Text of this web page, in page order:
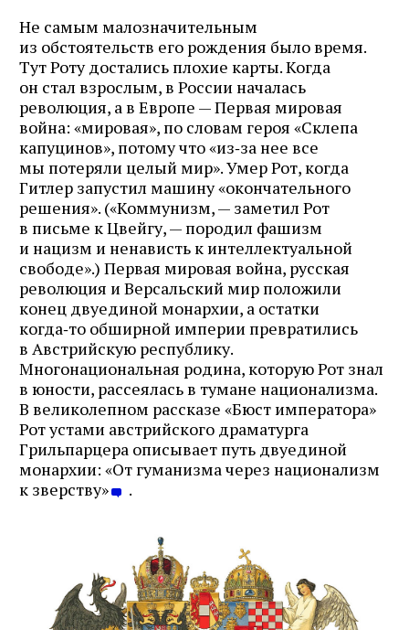
Не самым малозначительным
из обстоятельств его рождения было время.
Тут Роту достались плохие карты. Когда
он стал взрослым, в России началась
революция, а в Европе — Первая мировая
война: «мировая», по словам героя «Склепа
капуцинов», потому что «из‑за нее все
мы потеряли целый мир». Умер Рот, когда
Гитлер запустил машину «окончательного
решения». («Коммунизм, — заметил Рот
в письме к Цвейгу, — породил фашизм
и нацизм и ненависть к интеллектуальной
свободе».) Первая мировая война, русская
революция и Версальский мир положили
конец двуединой монархии, а остатки
когда‑то обширной империи превратились
в Австрийскую республику.
Многонациональная родина, которую Рот знал
в юности, рассеялась в тумане национализма.
В великолепном рассказе «Бюст императора»
Рот устами австрийского драматурга
Грильпарцера описывает путь двуединой
монархии: «От гуманизма через национализм
к зверству»
.